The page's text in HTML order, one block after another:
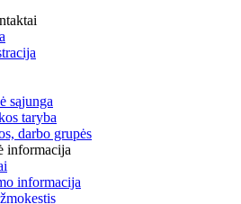
sąjunga
taryba
darbo grupės
informacija
informacija